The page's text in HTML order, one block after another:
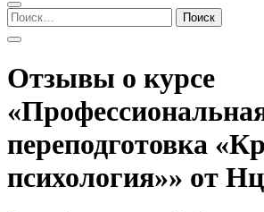
Найти:
Отзывы о курсе
переподготовка
психология»» от